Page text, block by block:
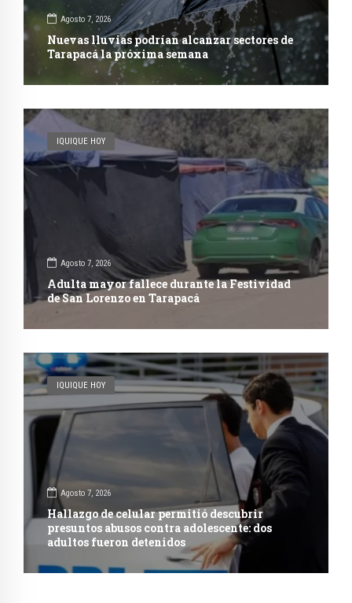
Agosto 7, 2026
Nuevas lluvias podrían alcanzar sectores de
Tarapacá la próxima semana
IQUIQUE HOY
Agosto 7, 2026
Adulta mayor fallece durante la Festividad
de San Lorenzo en Tarapacá
IQUIQUE HOY
Agosto 7, 2026
Hallazgo de celular permitió descubrir
presuntos abusos contra adolescente: dos
adultos fueron detenidos